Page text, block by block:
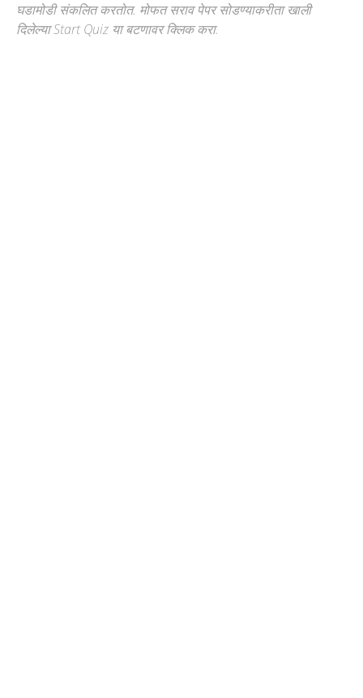
घडामोडी संकलित करतोत. मोफत सराव पेपर सोडण्याकरीता खाली
दिलेल्या Start Quiz या बटणावर क्लिक करा.